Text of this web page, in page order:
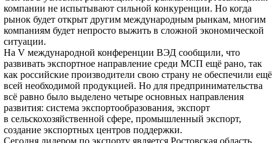
компании не испытывают сильной конкуренции. Но когда
рынок будет открыт другим международным рынкам, многим
компаниям будет непросто выжить в сложной экономической
ситуации.
На V международной конференции ВЭД сообщили, что
развивать экспортное направление среди МСП ещё рано, так
как российские производители свою страну не обеспечили ещё
всей необходимой продукцией. Но для предпринимательства
всё равно было выделено четыре основных направления
развития: система экспортообразования, экспорт
в сельскохозяйственной сфере, промышленный экспорт,
создание экспортных центров поддержки.
Сегодня лидером по экспорту является Ростовская область